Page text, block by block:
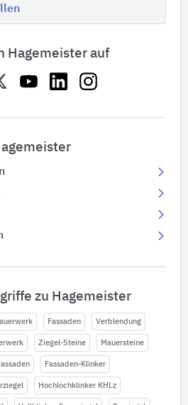
Hagemeister auf
zu Hagemeister
Fassaden Verblendung
Ziegel-Steine Mauersteine
Fassaden-Klinker
Hochlochklinker KHLz